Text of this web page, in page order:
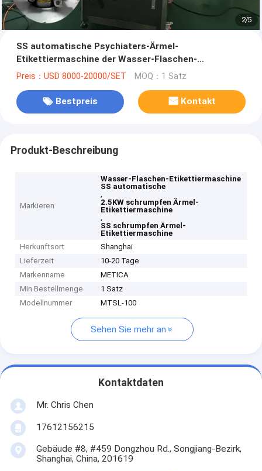
2/5
SS automatische Psychiaters-Ärmel-
Etikettiermaschine der Wasser-Flaschen-
Etikettiermaschine-2.5KW
Preis：USD 8000-20000/SET MOQ：1 Satz
Bestpreis Kontakt
Produkt-Beschreibung
Markieren
Wasser-Flaschen-Etikettiermaschine
SS automatische
,
2.5KW schrumpfen Ärmel-
Etikettiermaschine
,
SS schrumpfen Ärmel-
Etikettiermaschine
Herkunftsort
Shanghai
Lieferzeit
10-20 Tage
Markenname
METICA
Min Bestellmenge
1 Satz
Modellnummer
MTSL-100
Sehen Sie mehr an
Kontaktdaten
Mr. Chris Chen
17612156215
Gebäude #8, #459 Dongzhou Rd., Songjiang-Bezirk,
Shanghai, China, 201619